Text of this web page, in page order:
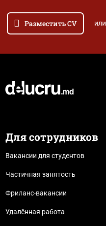
Разместить CV или
Для сотрудников
Вакансии для студентов
Частичная занятость
Фриланс-вакансии
Удалённая работа